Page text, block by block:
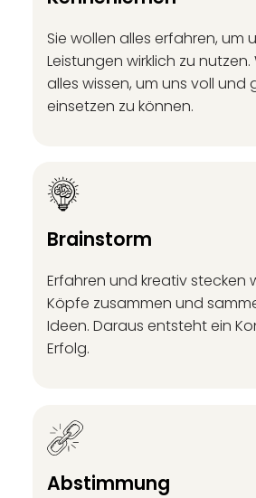
Sie wollen alles erfahren, um
Leistungen wirklich zu nutzen.
alles wissen, um uns voll und
einsetzen zu können.
Brainstorm
Erfahren und kreativ stecken
Köpfe zusammen und
Ideen. Daraus entsteht ein
Erfolg.
Abstimmung